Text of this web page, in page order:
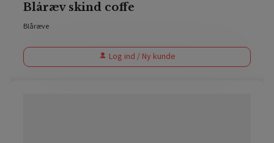
Blåræv skind coffe
Blåræve
Log ind / Ny kunde